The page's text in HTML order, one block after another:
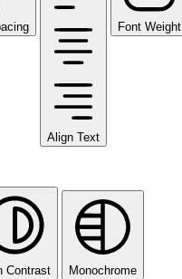
Align Text
Font Weight
Contrast Monochrome